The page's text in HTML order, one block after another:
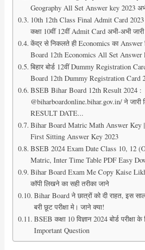
Geography All Set Answer key 2023
10th 12th Class Final Admit Card
कक्षा 10वीं 12वीं Admit Card अभी-अभी
केंद्र से निकलते ही Economics का Answer
Board 12th Economics All Set Answer
बिहार बोर्ड 12वीं Dummy Registration
Board 12th Dummy Registration Card
BSEB Bihar Board 12th Result 2024 :
@biharboardonline.bihar.gov.in/ ने जारी
RESULT DATE...
Bihar Board Matric Math Answer Key
First Sitting Answer Key 2023
BSEB 2024 Exam Date Class 10, 12
Matric, Inter Time Table PDF Easy
Bihar Board Exam Me Copy Kaise Likhe
कॉपी लिखने का सही तरीका जाने
Bihar Board ने छात्रों को दी राहत, इस साल
बरी छूट परीक्षा मे। जाने क्या!
BSEB कक्षा 10 विज्ञान 2024 बोर्ड
Important Question